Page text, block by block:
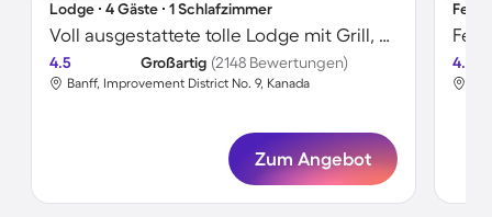
Lodge ∙ 4 Gäste ∙ 1 Schlafzimmer
Voll ausgestattete tolle Lodge mit Grill, Pool und Sauna
4.5 Großartig (2148 Bewertungen)
Banff, Improvement District No. 9, Kanada
Zum Angebot
4.7